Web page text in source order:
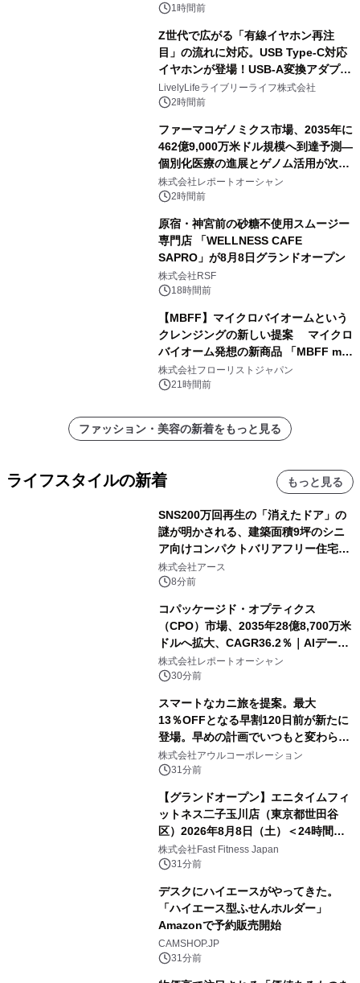
1時間前
Z世代で広がる「有線イヤホン再注
目」の流れに対応。USB Type-C対応
イヤホンが登場！USB-A変換アダプタ
ー付きでスマホからパソコンまで幅広
く活用可能
LivelyLifeライブリーライフ株式会社
2時間前
ファーマコゲノミクス市場、2035年に
462億9,000万米ドル規模へ到達予測―
個別化医療の進展とゲノム活用が次世
代ヘルスケア投資を加速
株式会社レポートオーシャン
2時間前
原宿・神宮前の砂糖不使用スムージー
専門店 「WELLNESS CAFE
SAPRO」が8月8日グランドオープン
株式会社RSF
18時間前
【MBFF】マイクロバイオームという
クレンジングの新しい提案 マイクロ
バイオーム発想の新商品 「MBFF mb
クレンジングPRO」を2026年8月6日
発売
株式会社フローリストジャパン
21時間前
ファッション・美容の新着をもっと見る
ライフスタイルの新着 もっと見る
SNS200万回再生の「消えたドア」の
謎が明かされる、建築面積9坪のシニ
ア向けコンパクトバリアフリー住宅が
誕生
株式会社アース
8分前
コパッケージド・オプティクス
（CPO）市場、2035年28億8,700万米
ドルへ拡大、CAGR36.2％｜AIデータ
センター・高速光通信需要が成長を加
速
株式会社レポートオーシャン
30分前
スマートなカニ旅を提案。最大
13％OFFとなる早割120日前が新たに
登場。早めの計画でいつもと変わらぬ
大人の冬旅を。ー夕日ヶ浦温泉「佳松
苑 別邸ふうか」ー
株式会社アウルコーポレーション
31分前
【グランドオープン】エニタイムフィ
ットネス二子玉川店（東京都世田谷
区）2026年8月8日（土）＜24時間年
中無休のフィットネスジム＞
株式会社Fast Fitness Japan
31分前
デスクにハイエースがやってきた。
「ハイエース型ふせんホルダー」
Amazonで予約販売開始
CAMSHOP.JP
31分前